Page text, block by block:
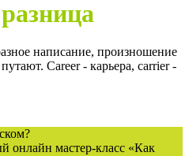
написание, произношение
Career - карьера, carrier -
онлайн мастер-класс «Как